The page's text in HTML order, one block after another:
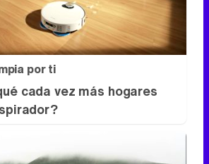
por ti
cada vez más hogares